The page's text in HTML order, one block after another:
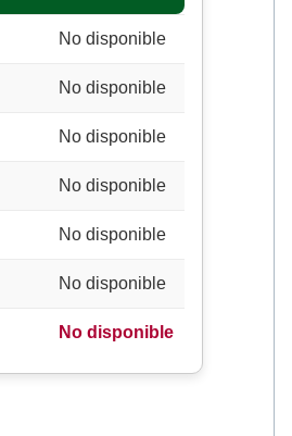
No disponible
No disponible
No disponible
No disponible
No disponible
No disponible
No disponible